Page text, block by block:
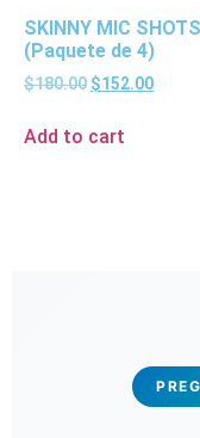
SKINNY MIC
(Paquete de 4)
$180.00 $152.00
Add to cart